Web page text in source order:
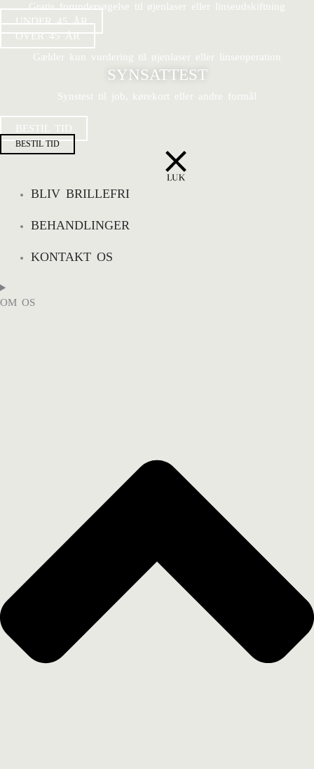
Gratis forundersøgelse til øjenlaser eller linseudskiftning
UNDER 45 ÅR
OVER 45 ÅR
Gælder kun vurdering til øjenlaser eller linseoperation
SYNSATTEST
Synstest til job, kørekort eller andre formål
BESTIL TID
BESTIL TID
BLIV BRILLEFRI
BEHANDLINGER
KONTAKT OS
OM OS